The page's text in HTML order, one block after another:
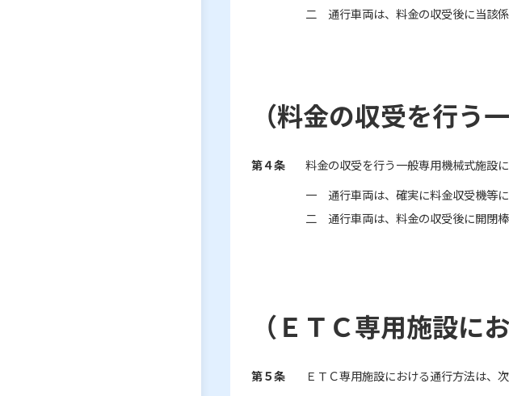
二 通行車両は、料金の収受後に当該
（料金の収受を行う
第４条
料金の収受を行う一般専用機械式施設
一 通行車両は、確実に料金収受機等
二 通行車両は、料金の収受後に開閉棒
（ＥＴＣ専用施設に
第５条
ＥＴＣ専用施設における通行方法は、